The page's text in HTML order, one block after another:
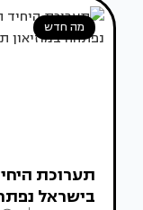
מה חדש
תערוכת
בישראל